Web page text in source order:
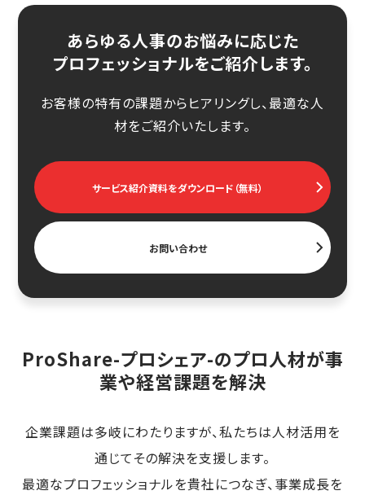
あらゆる人事のお悩みに応じた
プロフェッショナルをご紹介します。
お客様の特有の課題からヒアリングし、最適な人
材をご紹介いたします。
サービス紹介資料をダウンロード（無料）
お問い合わせ
ProShare-プロシェア-のプロ人材が事
業や経営課題を解決
企業課題は多岐にわたりますが、私たちは人材活用を
通じてその解決を支援します。
最適なプロフェッショナルを貴社につなぎ、事業成長を